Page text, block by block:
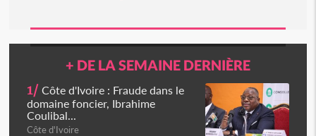
+ DE LA SEMAINE DERNIÈRE
1/ Côte d'Ivoire : Fraude dans le
domaine foncier, Ibrahime
Coulibal...
Côte d'Ivoire